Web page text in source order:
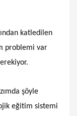
katledilen
problemi var
şöyle
eğitim sistemi